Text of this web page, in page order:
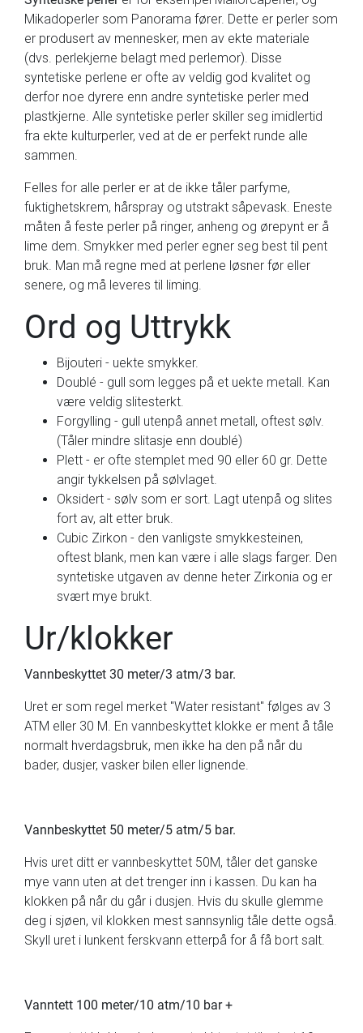
Mikadoperler som Panorama fører. Dette er perler som
er produsert av mennesker, men av ekte materiale
(dvs. perlekjerne belagt med perlemor). Disse
syntetiske perlene er ofte av veldig god kvalitet og
derfor noe dyrere enn andre syntetiske perler med
plastkjerne. Alle syntetiske perler skiller seg imidlertid
fra ekte kulturperler, ved at de er perfekt runde alle
sammen.
Felles for alle perler er at de ikke tåler parfyme,
fuktighetskrem, hårspray og utstrakt såpevask. Eneste
måten å feste perler på ringer, anheng og ørepynt er å
lime dem. Smykker med perler egner seg best til pent
bruk. Man må regne med at perlene løsner før eller
senere, og må leveres til liming.
Ord og Uttrykk
Bijouteri - uekte smykker.
Doublé - gull som legges på et uekte metall. Kan
være veldig slitesterkt.
Forgylling - gull utenpå annet metall, oftest sølv.
(Tåler mindre slitasje enn doublé)
Plett - er ofte stemplet med 90 eller 60 gr. Dette
angir tykkelsen på sølvlaget.
Oksidert - sølv som er sort. Lagt utenpå og slites
fort av, alt etter bruk.
Cubic Zirkon - den vanligste smykkesteinen,
oftest blank, men kan være i alle slags farger. Den
syntetiske utgaven av denne heter Zirkonia og er
svært mye brukt.
Ur/klokker
Vannbeskyttet 30 meter/3 atm/3 bar.
Uret er som regel merket "Water resistant" følges av 3
ATM eller 30 M. En vannbeskyttet klokke er ment å tåle
normalt hverdagsbruk, men ikke ha den på når du
bader, dusjer, vasker bilen eller lignende.
Vannbeskyttet 50 meter/5 atm/5 bar.
Hvis uret ditt er vannbeskyttet 50M, tåler det ganske
mye vann uten at det trenger inn i kassen. Du kan ha
klokken på når du går i dusjen. Hvis du skulle glemme
deg i sjøen, vil klokken mest sannsynlig tåle dette også.
Skyll uret i lunkent ferskvann etterpå for å få bort salt.
Vanntett 100 meter/10 atm/10 bar +